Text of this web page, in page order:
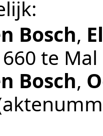
Bosch,
te Mal
Bosch,